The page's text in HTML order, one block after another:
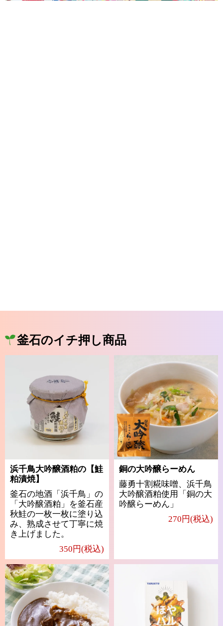
釜石のイチ押し商品
浜千鳥大吟醸酒粕の【鮭
粕漬焼】
釜石の地酒「浜千鳥」の
「大吟醸酒粕」を釜石産
秋鮭の一枚一枚に塗り込
み、熟成させて丁寧に焼
き上げました。
350円(税込)
銅の大吟醸らーめん
藤勇十割糀味噌、浜千鳥
大吟醸酒粕使用「銅の大
吟醸らーめん」
270円(税込)